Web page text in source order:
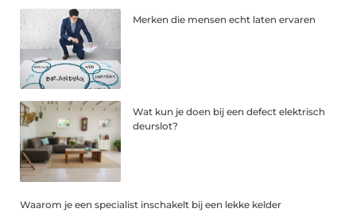
Merken die mensen echt laten ervaren
Wat kun je doen bij een defect elektrisch
deurslot?
Waarom je een specialist inschakelt bij een lekke kelder